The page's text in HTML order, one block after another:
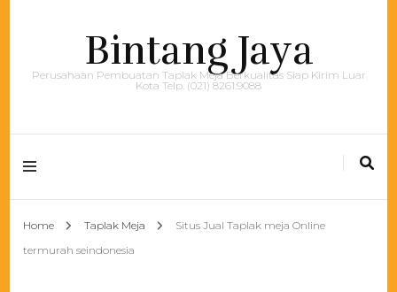
Bintang Jaya
Perusahaan Pembuatan Taplak Meja Berkualitas Siap Kirim Luar
Kota Telp. (021) 8261.9088
Home Taplak Meja
Situs Jual Taplak meja Online
termurah seindonesia